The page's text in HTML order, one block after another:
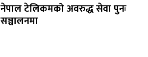
नेपाल टेलिकमको अवरुद्ध सेवा पुनः
सञ्चालनमा